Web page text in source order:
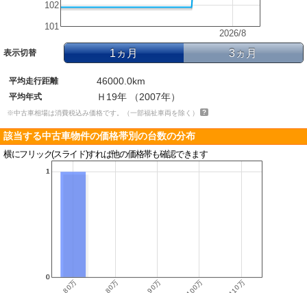
2026/8
101
102
表示切替 1ヵ月 3ヵ月
平均走行距離 46000.0km
平均年式 Ｈ19年 （2007年）
※中古車相場は消費税込み価格です。（一部福祉車両を除く）
該当する中古車物件の価格帯別の台数の分布
横にフリック(スライド)すれば他の価格帯も確認できます